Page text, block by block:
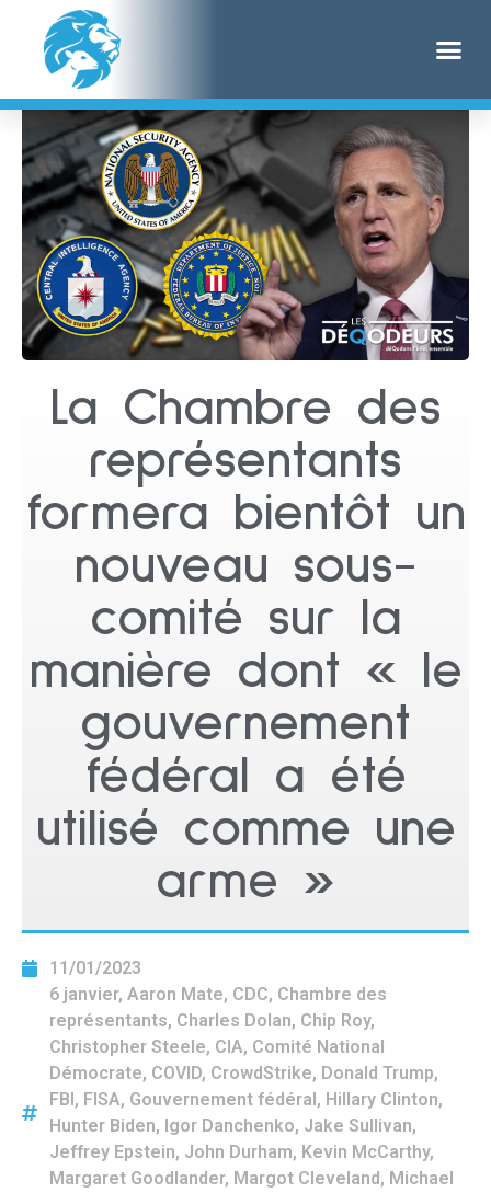
La Chambre des
représentants
formera bientôt un
nouveau sous-
comité sur la
manière dont « le
gouvernement
fédéral a été
utilisé comme une
arme »
11/01/2023
6 janvier, Aaron Mate, CDC, Chambre des
représentants, Charles Dolan, Chip Roy,
Christopher Steele, CIA, Comité National
Démocrate, COVID, CrowdStrike, Donald Trump,
FBI , FISA, Gouvernement fédéral , Hillary Clinton,
Hunter Biden, Igor Danchenko, Jake Sullivan,
Jeffrey Epstein, John Durham, Kevin McCarthy,
Margaret Goodlander, Margot Cleveland , Michael